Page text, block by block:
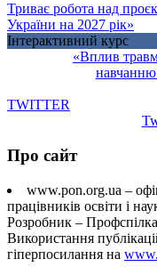
Триває робота над
України на 2027 рік»
Інтерактивний курс
«Вплив
TWITTER
Про сайт
www.pon.org.ua –
працівників освіти і
Розробник –
Використання
гіперпосилання на